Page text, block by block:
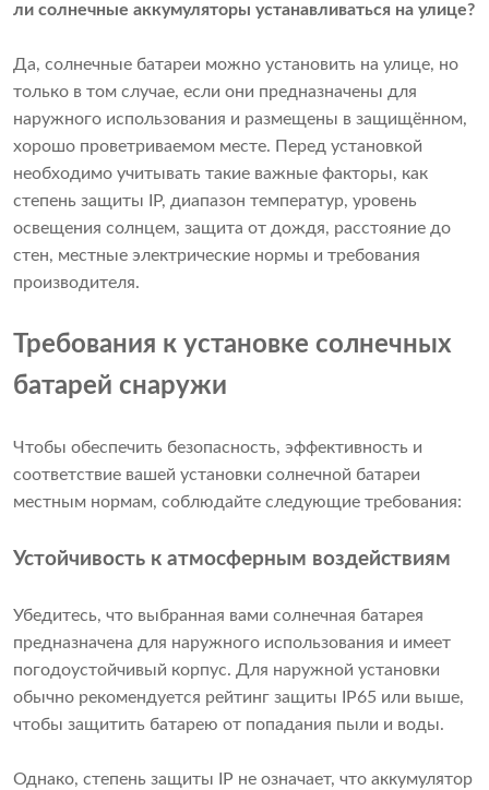
ли солнечные аккумуляторы устанавливаться на улице?
Да, солнечные батареи можно установить на улице, но
только в том случае, если они предназначены для
наружного использования и размещены в защищённом,
хорошо проветриваемом месте. Перед установкой
необходимо учитывать такие важные факторы, как
степень защиты IP, диапазон температур, уровень
освещения солнцем, защита от дождя, расстояние до
стен, местные электрические нормы и требования
производителя.
Требования к установке солнечных
батарей снаружи
Чтобы обеспечить безопасность, эффективность и
соответствие вашей установки солнечной батареи
местным нормам, соблюдайте следующие требования:
Устойчивость к атмосферным воздействиям
Убедитесь, что выбранная вами солнечная батарея
предназначена для наружного использования и имеет
погодоустойчивый корпус. Для наружной установки
обычно рекомендуется рейтинг защиты IP65 или выше,
чтобы защитить батарею от попадания пыли и воды.
Однако, степень защиты IP не означает, что аккумулятор